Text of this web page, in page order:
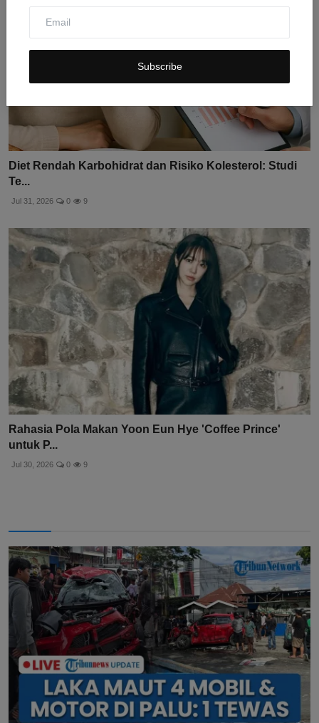
Subscribe
Diet Rendah Karbohidrat dan Risiko Kolesterol: Studi
Te...
Jul 31, 2026 0 9
Rahasia Pola Makan Yoon Eun Hye 'Coffee Prince'
untuk P...
Jul 30, 2026 0 9